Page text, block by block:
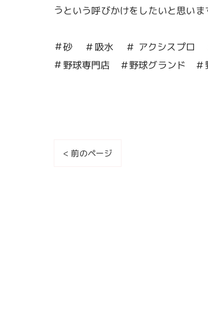
うという呼びかけをしたいと思いま
＃砂 ＃吸水 ＃ アクシスプロ
＃野球専門店 ＃野球グランド
< 前のページ